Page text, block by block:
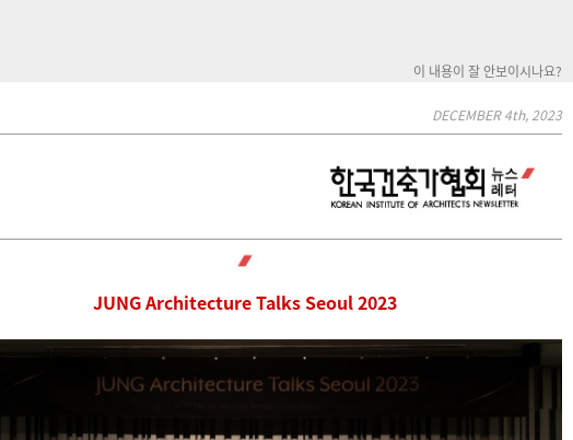
이 내용이 잘 안보이시나요?
DECEMBER 4th, 2023
JUNG Architecture Talks Seoul 2023